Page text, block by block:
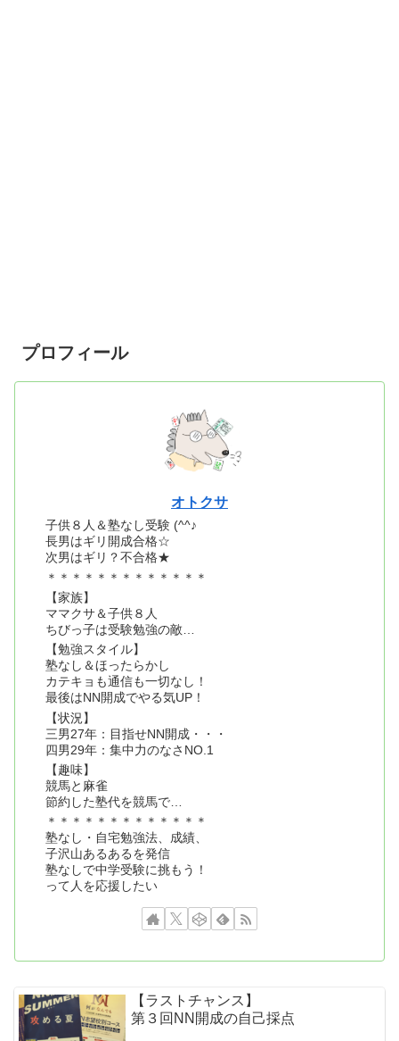
プロフィール
オトクサ
子供８人＆塾なし受験 (^^♪
長男はギリ開成合格☆
次男はギリ？不合格★
＊＊＊＊＊＊＊＊＊＊＊＊＊
【家族】
ママクサ＆子供８人
ちびっ子は受験勉強の敵…
【勉強スタイル】
塾なし＆ほったらかし
カテキョも通信も一切なし！
最後はNN開成でやる気UP！
【状況】
三男27年：目指せNN開成・・・
四男29年：集中力のなさNO.1
【趣味】
競馬と麻雀
節約した塾代を競馬で…
＊＊＊＊＊＊＊＊＊＊＊＊＊
塾なし・自宅勉強法、成績、
子沢山あるあるを発信
塾なしで中学受験に挑もう！
って人を応援したい
【ラストチャンス】
第３回NN開成の自己採点